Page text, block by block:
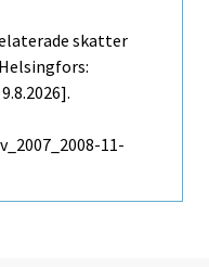
skatter
11-